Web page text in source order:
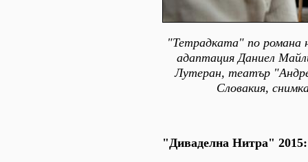
"Тетрадката" по
адаптация Даниел
Лутеран, театър
Словакия,
"Диваделна Нитра"